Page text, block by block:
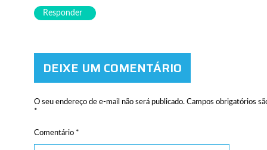
Responder
DEIXE UM COMENTÁRIO
O seu endereço de e-mail não será publicado. Campos obrigatórios
*
Comentário *